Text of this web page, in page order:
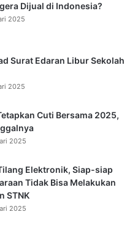
Dijual di Indonesia?
2025
Surat Edaran Libur Sekolah
2025
Cuti Bersama 2025,
2025
Elektronik, Siap-siap
Tidak Bisa Melakukan
STNK
2025